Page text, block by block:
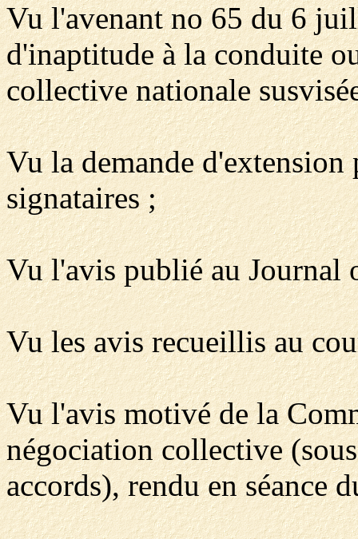
Vu l'avenant no 65 du 6
d'inaptitude à la conduite
collective nationale
Vu la demande d'extension
signataires ;
Vu l'avis publié au Journal
Vu les avis recueillis au
Vu l'avis motivé de la
négociation collective
accords), rendu en séance